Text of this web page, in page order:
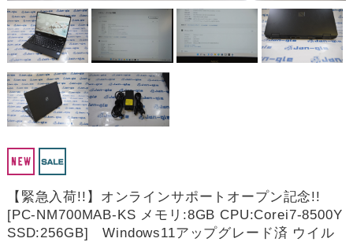
【緊急入荷!!】オンラインサポートオープン記念!!
[PC-NM700MAB-KS メモリ:8GB CPU:Corei7-8500Y
SSD:256GB] Windows11アップグレード済 ウイル